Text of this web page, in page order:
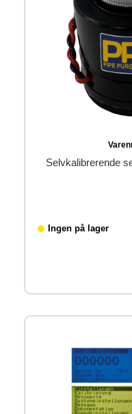
Selvkalibrerende
Ingen på lager